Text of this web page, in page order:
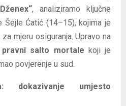
, analiziramo ključne
Šejle Ćatić (14–15), kojima je
mjeru osiguranja. Upravo na
pravni salto mortale koji je
povjerenje u sud.
dokazivanje umjesto